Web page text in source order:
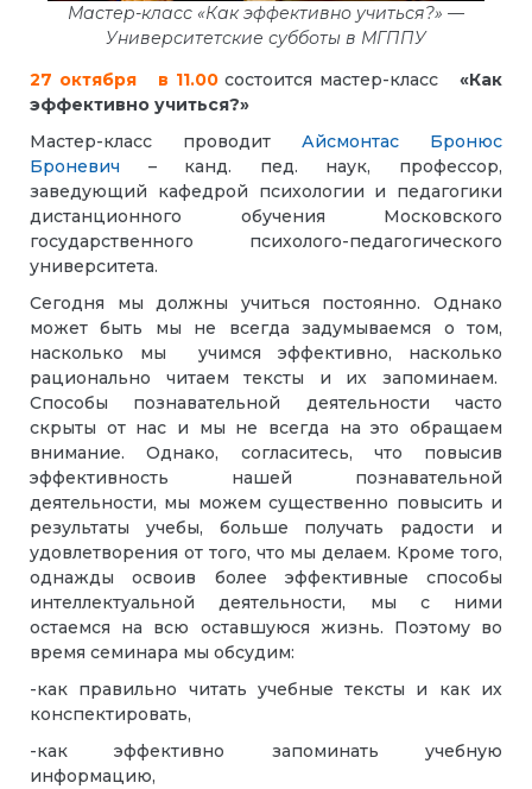
Мастер-класс «Как эффективно учиться?» —
Университетские субботы в МГППУ
27 октября в 11.00состоится мастер-класс «Как
эффективно учиться?»
Мастер-класс проводит Айсмонтас Бронюс
Броневич – канд. пед. наук, профессор,
заведующий кафедрой психологии и педагогики
дистанционного обучения Московского
государственного психолого-педагогического
университета.
Сегодня мы должны учиться постоянно. Однако
может быть мы не всегда задумываемся о том,
насколько мы учимся эффективно, насколько
рационально читаем тексты и их запоминаем.
Способы познавательной деятельности часто
скрыты от нас и мы не всегда на это обращаем
внимание. Однако, согласитесь, что повысив
эффективность нашей познавательной
деятельности, мы можем существенно повысить и
результаты учебы, больше получать радости и
удовлетворения от того, что мы делаем. Кроме того,
однажды освоив более эффективные способы
интеллектуальной деятельности, мы с ними
остаемся на всю оставшуюся жизнь. Поэтому во
время семинара мы обсудим:
-как правильно читать учебные тексты и как их
конспектировать,
-как эффективно запоминать учебную
информацию,